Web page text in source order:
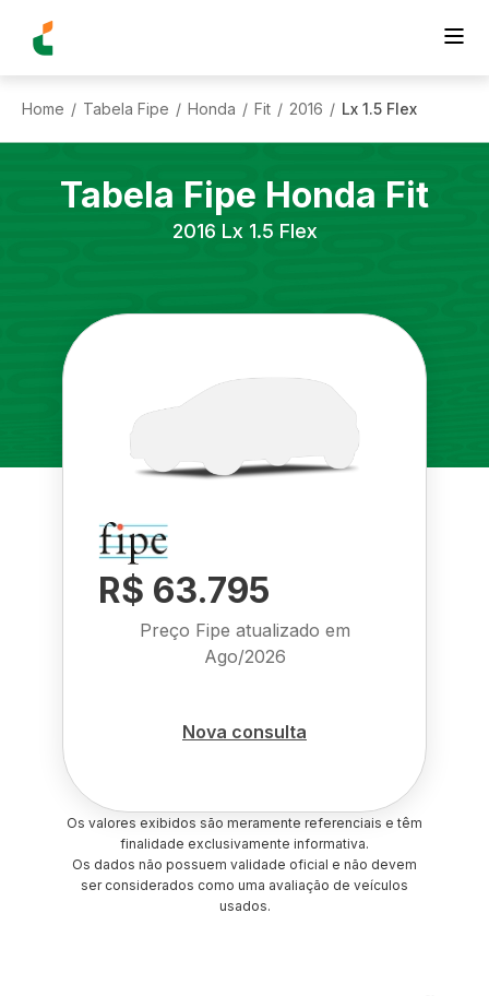
Home / Tabela Fipe / Honda / Fit / 2016 / Lx 1.5 Flex
Tabela Fipe Honda Fit
2016 Lx 1.5 Flex
R$ 63.795
Preço Fipe atualizado em
Ago/2026
Nova consulta
Os valores exibidos são meramente referenciais e têm
finalidade exclusivamente informativa.
Os dados não possuem validade oficial e não devem
ser considerados como uma avaliação de veículos
usados.